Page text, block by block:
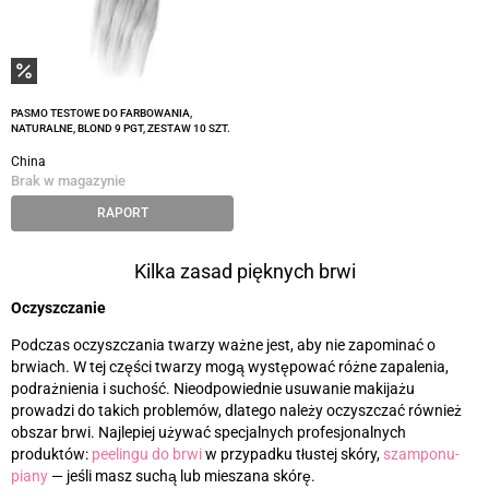
PASMO TESTOWE DO FARBOWANIA,
NATURALNE, BLOND 9 PGT, ZESTAW 10 SZT.
China
Brak w magazynie
RAPORT
Kilka zasad pięknych brwi
Oczyszczanie
Podczas oczyszczania twarzy ważne jest, aby nie zapominać o
brwiach. W tej części twarzy mogą występować różne zapalenia,
podrażnienia i suchość. Nieodpowiednie usuwanie makijażu
prowadzi do takich problemów, dlatego należy oczyszczać również
obszar brwi. Najlepiej używać specjalnych profesjonalnych
produktów: peelingu do brwiw przypadku tłustej skóry, szamponu-
piany — jeśli masz suchą lub mieszana skórę.